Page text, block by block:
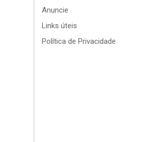
Anuncie
Links úteis
Política de Privacidade